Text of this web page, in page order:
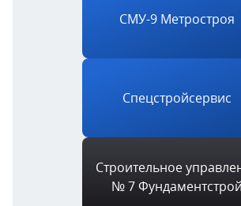
СМУ-9 Метростроя
Спецстройсервис
Строительное
№ 7 Фундаментстрой